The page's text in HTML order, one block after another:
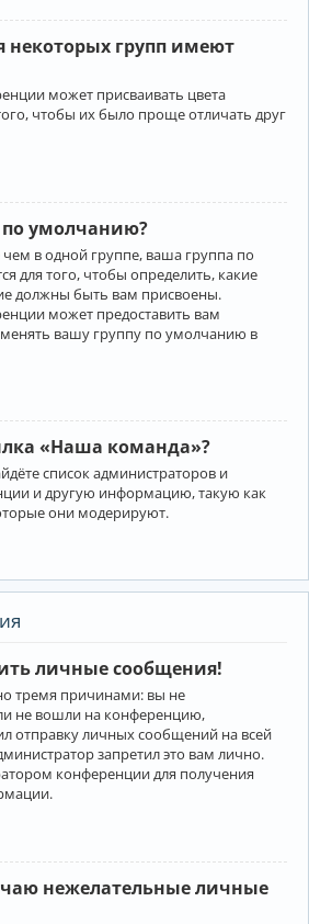
некоторых групп имеют
может присваивать цвета
чтобы их было проще отличать друг
по умолчанию?
чем в одной группе, ваша группа по
для того, чтобы определить, какие
должны быть вам присвоены.
может предоставить вам
вашу группу по умолчанию в
«Наша команда»?
список администраторов и
и другую информацию, такую как
они модерируют.
личные сообщения!
тремя причинами: вы не
не вошли на конференцию,
отправку личных сообщений на всей
запретил это вам лично.
конференции для получения
нежелательные личные